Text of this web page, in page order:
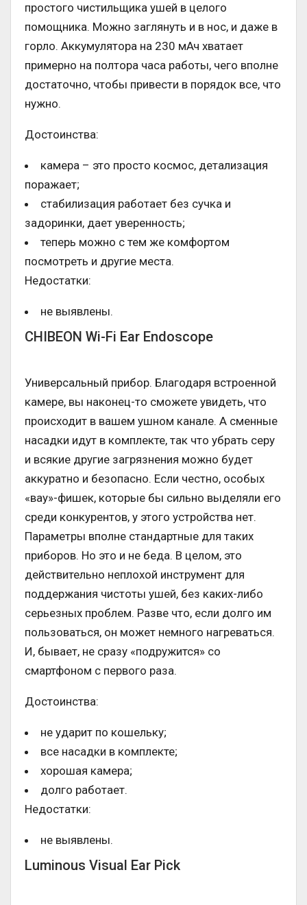
простого чистильщика ушей в целого
помощника. Можно заглянуть и в нос, и даже в
горло. Аккумулятора на 230 мАч хватает
примерно на полтора часа работы, чего вполне
достаточно, чтобы привести в порядок все, что
нужно.
Достоинства:
камера – это просто космос, детализация
поражает;
стабилизация работает без сучка и
задоринки, дает уверенность;
теперь можно с тем же комфортом
посмотреть и другие места.
Недостатки:
не выявлены.
CHIBEON Wi-Fi Ear Endoscope
Универсальный прибор. Благодаря встроенной
камере, вы наконец-то сможете увидеть, что
происходит в вашем ушном канале. А сменные
насадки идут в комплекте, так что убрать серу
и всякие другие загрязнения можно будет
аккуратно и безопасно. Если честно, особых
«вау»-фишек, которые бы сильно выделяли его
среди конкурентов, у этого устройства нет.
Параметры вполне стандартные для таких
приборов. Но это и не беда. В целом, это
действительно неплохой инструмент для
поддержания чистоты ушей, без каких-либо
серьезных проблем. Разве что, если долго им
пользоваться, он может немного нагреваться.
И, бывает, не сразу «подружится» со
смартфоном с первого раза.
Достоинства:
не ударит по кошельку;
все насадки в комплекте;
хорошая камера;
долго работает.
Недостатки:
не выявлены.
Luminous Visual Ear Pick